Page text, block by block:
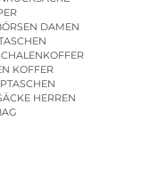
DAMEN
KOFFER
HERREN